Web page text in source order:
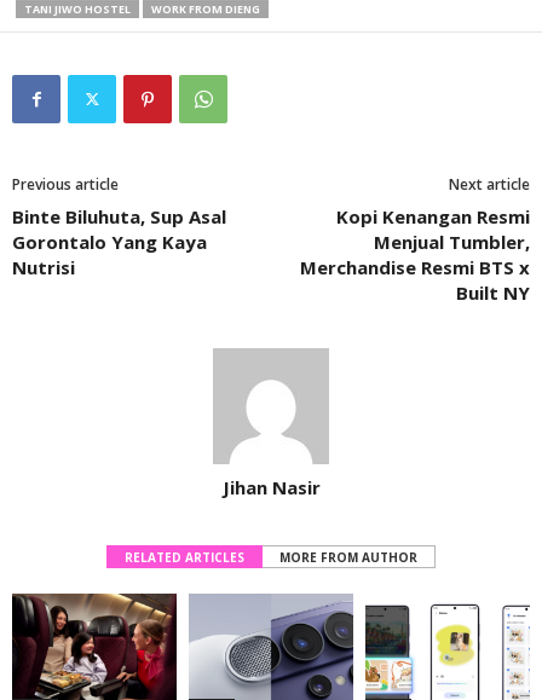
TANI JIWO HOSTEL
WORK FROM DIENG
Previous article
Binte Biluhuta, Sup Asal
Gorontalo Yang Kaya
Nutrisi
Next article
Kopi Kenangan Resmi
Menjual Tumbler,
Merchandise Resmi BTS x
Built NY
Jihan Nasir
RELATED ARTICLES MORE FROM AUTHOR